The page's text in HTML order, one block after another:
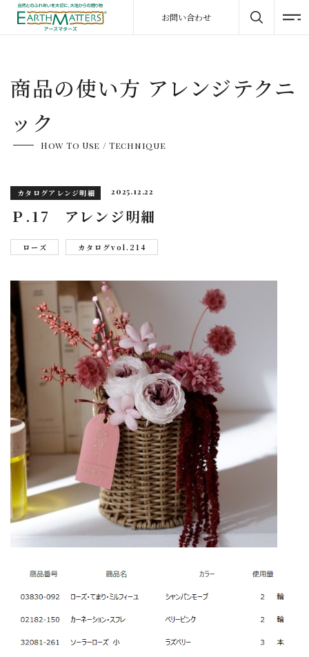
お問い合わせ
商品の使い方 アレンジテクニ
ック
How To Use / Technique
カタログアレンジ明細 2025.12.22
Ｐ.17 アレンジ明細
ローズ カタログvol.214